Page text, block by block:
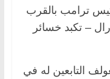
ترامب بالقرب
– تكبد خسائر
التابعين له في